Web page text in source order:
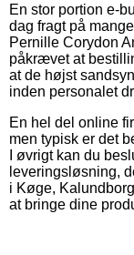
En stor portion e-
dag fragt på
Pernille Corydon
påkrævet at
at de højst
inden personalet
En hel del online
men typisk er det
I øvrigt kan du
leveringsløsning,
i Køge,
at bringe dine